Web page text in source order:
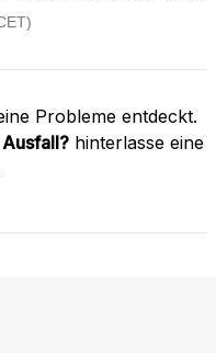
Probleme entdeckt.
hinterlasse eine